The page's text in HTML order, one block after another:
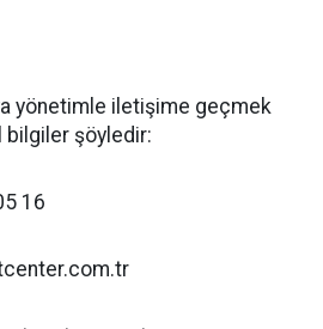
yönetimle iletişime geçmek
şöyledir:
16